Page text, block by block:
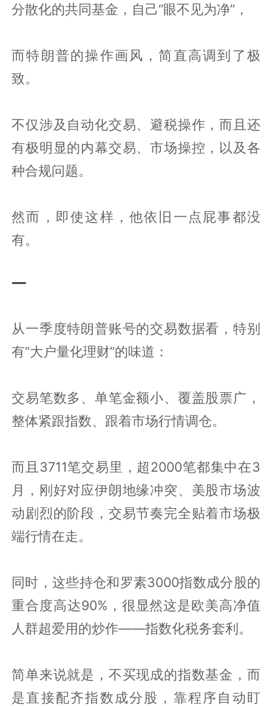
分散化的共同基金，自己“眼不见为净”，
而特朗普的操作画风，简直高调到了极
致。
不仅涉及自动化交易、避税操作，而且还
有极明显的内幕交易、市场操控，以及各
种合规问题。
然而，即使这样，他依旧一点屁事都没
有。
一
从一季度特朗普账号的交易数据看，特别
有“大户量化理财”的味道：
交易笔数多、单笔金额小、覆盖股票广，
整体紧跟指数、跟着市场行情调仓。
而且3711笔交易里，超2000笔都集中在3
月，刚好对应伊朗地缘冲突、美股市场波
动剧烈的阶段，交易节奏完全贴着市场极
端行情在走。
同时，这些持仓和罗素3000指数成分股的
重合度高达90%，很显然这是欧美高净值
人群超爱用的炒作——指数化税务套利。
简单来说就是，不买现成的指数基金，而
是直接配齐指数成分股，靠程序自动盯